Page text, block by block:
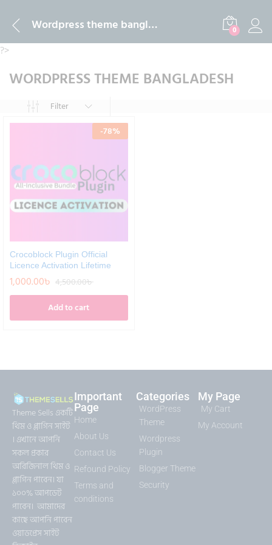
Wordpress theme bangladesh 0
?>
WORDPRESS THEME BANGLADESH
Filter
-78%
Crocoblock Plugin Official
Licence Activation Lifetime
1,000.00৳ 4,500.00৳
Add to cart
Theme Sells একটি
থিম ও প্লাগিন সাইট
। এখানে আপনি
সকল প্রকার
অরিজিনাল থিম ও
প্লাগিন পাবেন। যা
১০০% আপডেট
পাবেন। আমাদের
কাছে আপনি পাবেন
ওয়াডপ্রেস সাইট
Important
Page
Home
About Us
Contact Us
Refound Policy
Terms and
conditions
Categories
WordPress
Theme
Wordpress
Plugin
Blogger Theme
Security
My Page
My Cart
My Account